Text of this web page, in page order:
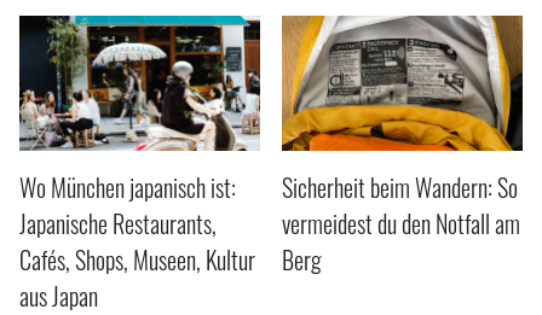
Wo München japanisch ist:
Japanische Restaurants,
Cafés, Shops, Museen, Kultur
aus Japan
Sicherheit beim Wandern: So
vermeidest du den Notfall am
Berg